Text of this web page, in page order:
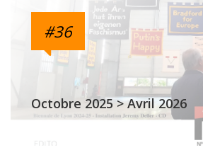
#36
Octobre 2025 > Avril 2026